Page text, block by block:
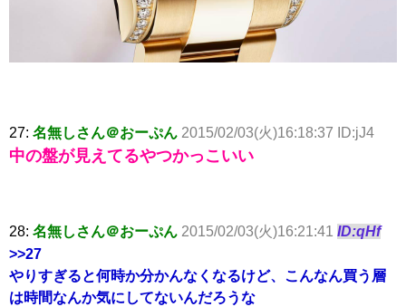
27: 名無しさん＠おーぷん 2015/02/03(火)16:18:37 ID:jJ4
中の盤が見えてるやつかっこいい
28: 名無しさん＠おーぷん 2015/02/03(火)16:21:41 ID:qHf
>>27
やりすぎると何時か分かんなくなるけど、こんなん買う層
は時間なんか気にしてないんだろうな